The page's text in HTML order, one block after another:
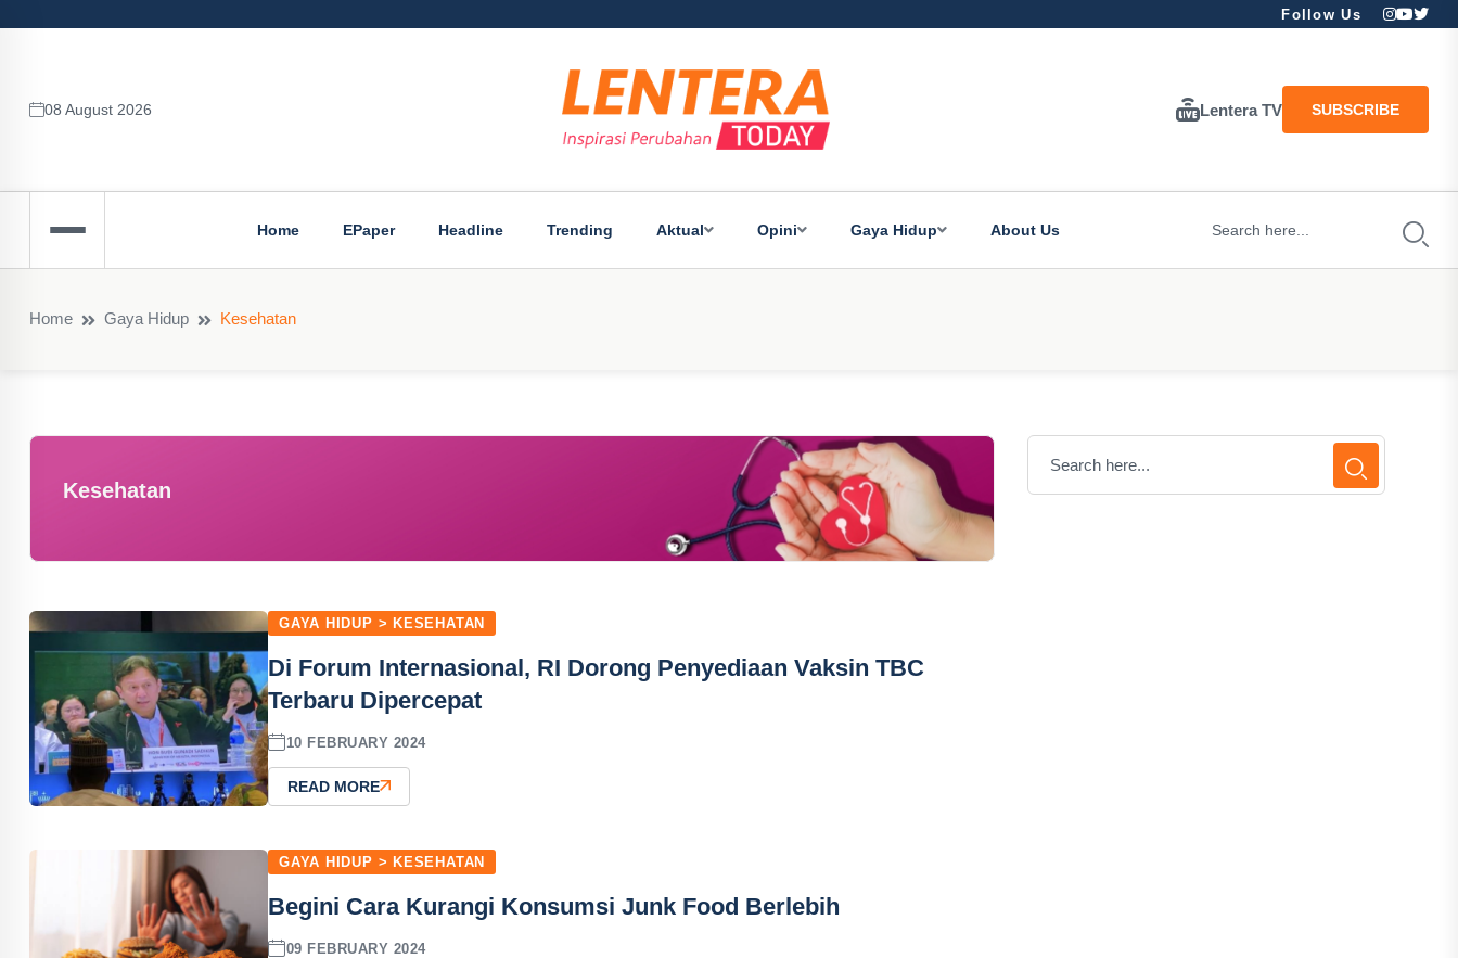
Follow Us
08 August 2026 Lentera TV SUBSCRIBE
Home EPaper Headline Trending Aktual Opini Gaya Hidup About Us
Home Gaya Hidup Kesehatan
Kesehatan
GAYA HIDUP > KESEHATAN
Di Forum Internasional, RI Dorong Penyediaan Vaksin TBC
Terbaru Dipercepat
10 FEBRUARY 2024
READ MORE
GAYA HIDUP > KESEHATAN
Begini Cara Kurangi Konsumsi Junk Food Berlebih
09 FEBRUARY 2024